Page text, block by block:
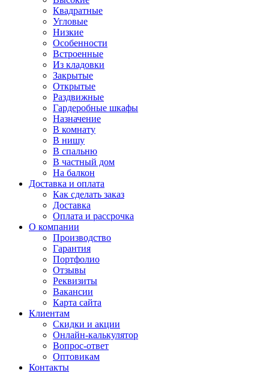
Квадратные
Угловые
Низкие
Особенности
Встроенные
Из кладовки
Закрытые
Открытые
Раздвижные
Гардеробные шкафы
Назначение
В комнату
В нишу
В спальню
В частный дом
На балкон
Доставка и оплата
Как сделать заказ
Доставка
Оплата и рассрочка
О компании
Производство
Гарантия
Портфолио
Отзывы
Реквизиты
Вакансии
Карта сайта
Клиентам
Скидки и акции
Онлайн-калькулятор
Вопрос-ответ
Оптовикам
Контакты